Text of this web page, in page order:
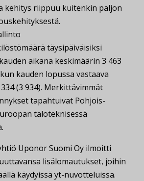
kehitys riippuu kuitenkin paljon
täysipäiväisiksi
aikana keskimäärin 3 463
kauden lopussa vastaava
(3 934). Merkittävimmät
tapahtuivat Pohjois-
taloteknisessä
Uponor Suomi Oy ilmoitti
lisälomautukset, joihin
käydyissä yt-nuvotteluissa.